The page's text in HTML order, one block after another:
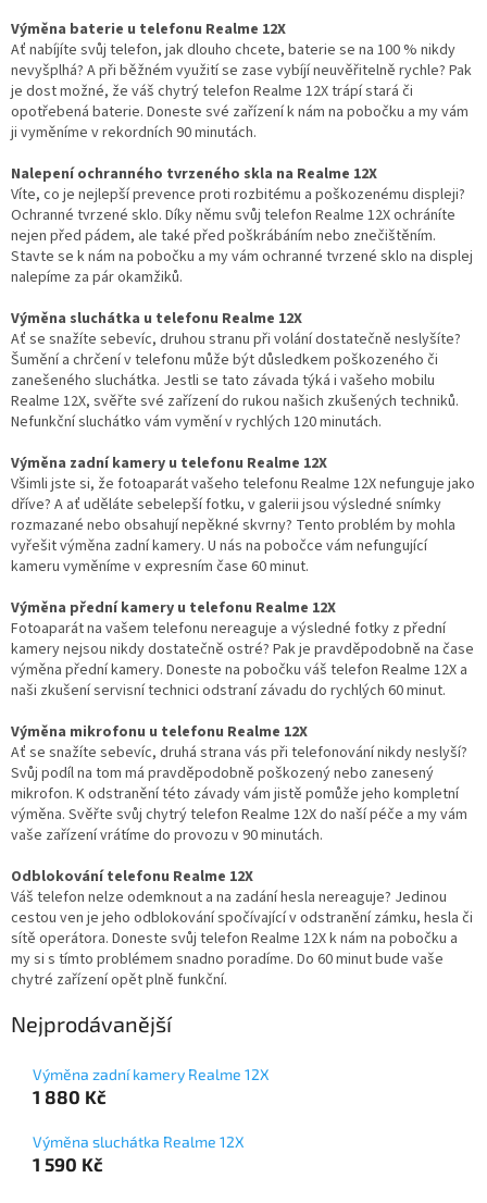
Výměna baterie u telefonu Realme 12X
Ať nabíjíte svůj telefon, jak dlouho chcete, baterie se na 100 % nikdy
nevyšplhá? A při běžném využití se zase vybíjí neuvěřitelně rychle? Pak
je dost možné, že váš chytrý telefon Realme 12X trápí stará či
opotřebená baterie. Doneste své zařízení k nám na pobočku a my vám
ji vyměníme v rekordních 90 minutách.
Nalepení ochranného tvrzeného skla na Realme 12X
Víte, co je nejlepší prevence proti rozbitému a poškozenému displeji?
Ochranné tvrzené sklo. Díky němu svůj telefon Realme 12X ochráníte
nejen před pádem, ale také před poškrábáním nebo znečištěním.
Stavte se k nám na pobočku a my vám ochranné tvrzené sklo na displej
nalepíme za pár okamžiků.
Výměna sluchátka u telefonu Realme 12X
Ať se snažíte sebevíc, druhou stranu při volání dostatečně neslyšíte?
Šumění a chrčení v telefonu může být důsledkem poškozeného či
zanešeného sluchátka. Jestli se tato závada týká i vašeho mobilu
Realme 12X, svěřte své zařízení do rukou našich zkušených techniků.
Nefunkční sluchátko vám vymění v rychlých 120 minutách.
Výměna zadní kamery u telefonu Realme 12X
Všimli jste si, že fotoaparát vašeho telefonu Realme 12X nefunguje jako
dříve? A ať uděláte sebelepší fotku, v galerii jsou výsledné snímky
rozmazané nebo obsahují nepěkné skvrny? Tento problém by mohla
vyřešit výměna zadní kamery. U nás na pobočce vám nefungující
kameru vyměníme v expresním čase 60 minut.
Výměna přední kamery u telefonu Realme 12X
Fotoaparát na vašem telefonu nereaguje a výsledné fotky z přední
kamery nejsou nikdy dostatečně ostré? Pak je pravděpodobně na čase
výměna přední kamery. Doneste na pobočku váš telefon Realme 12X a
naši zkušení servisní technici odstraní závadu do rychlých 60 minut.
Výměna mikrofonu u telefonu Realme 12X
Ať se snažíte sebevíc, druhá strana vás při telefonování nikdy neslyší?
Svůj podíl na tom má pravděpodobně poškozený nebo zanesený
mikrofon. K odstranění této závady vám jistě pomůže jeho kompletní
výměna. Svěřte svůj chytrý telefon Realme 12X do naší péče a my vám
vaše zařízení vrátíme do provozu v 90 minutách.
Odblokování telefonu Realme 12X
Váš telefon nelze odemknout a na zadání hesla nereaguje? Jedinou
cestou ven je jeho odblokování spočívající v odstranění zámku, hesla či
sítě operátora. Doneste svůj telefon Realme 12X k nám na pobočku a
my si s tímto problémem snadno poradíme. Do 60 minut bude vaše
chytré zařízení opět plně funkční.
Nejprodávanější
Výměna zadní kamery Realme 12X
1 880 Kč
Výměna sluchátka Realme 12X
1 590 Kč